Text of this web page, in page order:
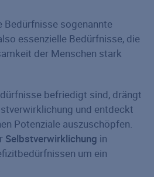
Bedürfnisse sogenannte
essenzielle Bedürfnisse, die
der Menschen stark
befriedigt sind, drängt
und entdeckt
Potenziale auszuschöpfen.
Selbstverwirklichung in
um ein